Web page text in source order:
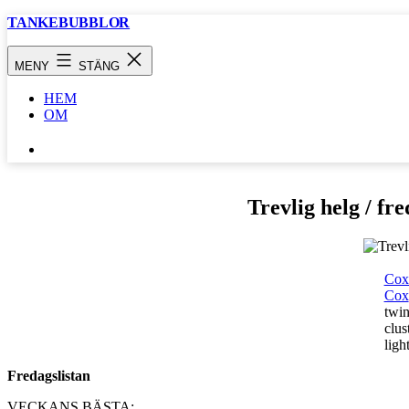
Hoppa
TANKEBUBBLOR
MENY STÄNG
HEM
OM
…
Trevlig helg /
Cox
Fredagslistan